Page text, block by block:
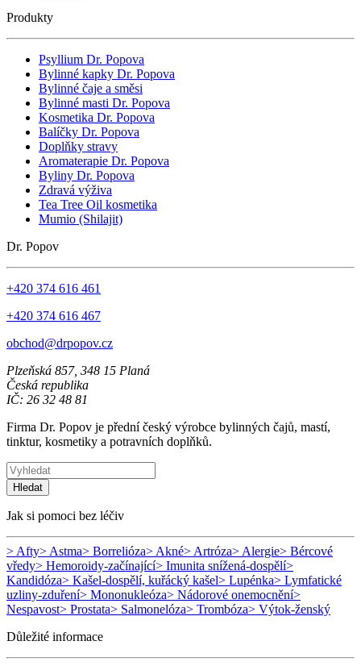
Produkty
Psyllium Dr. Popova
Bylinné kapky Dr. Popova
Bylinné čaje a směsi
Bylinné masti Dr. Popova
Kosmetika Dr. Popova
Balíčky Dr. Popova
Doplňky stravy
Aromaterapie Dr. Popova
Byliny Dr. Popova
Zdravá výživa
Tea Tree Oil kosmetika
Mumio (Shilajit)
Dr. Popov
+420 374 616 461
+420 374 616 467
obchod@drpopov.cz
Plzeňská 857, 348 15 Planá
Česká republika
IČ: 26 32 48 81
Firma Dr. Popov je přední český výrobce bylinných čajů, mastí,
tinktur, kosmetiky a potravních doplňků.
Hledat
Jak si pomoci bez léčiv
> Afty> Astma> Borrelióza> Akné> Artróza> Alergie> Bércové
vředy> Hemoroidy-začínající> Imunita snížená-dospělí>
Kandidóza> Kašel-dospělí, kuřácký kašel> Lupénka> Lymfatické
uzliny-zduření> Mononukleóza> Nádorové onemocnění>
Nespavost> Prostata> Salmonelóza> Trombóza> Výtok-ženský
Důležité informace